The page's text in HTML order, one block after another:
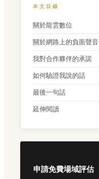
本文目錄
關於龍雲數位
關於網路上的負面聲音
我對合作夥伴的承諾
如何驗證我說的話
最後一句話
延伸閱讀
申請免費場域評估